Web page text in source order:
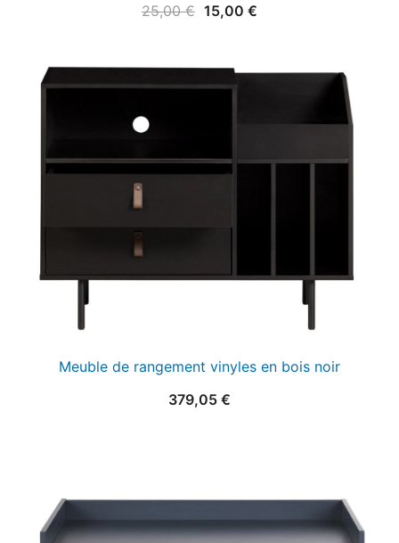
25,00€ Le
15,00 €
Meuble de rangement vinyles en bois noir
379,05 €